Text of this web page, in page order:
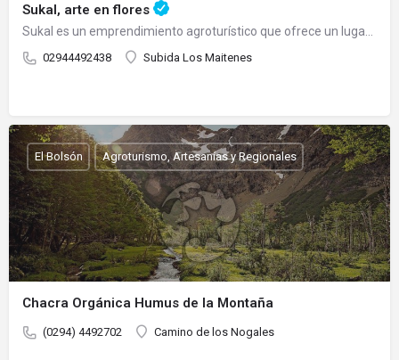
Sukal, arte en flores
02944492438 Subida Los Maitenes
Chacra Orgánica Humus de la Montaña
(0294) 4492702 Camino de los Nogales
El Bolsón Agroturismo, Artesanías y Regionales